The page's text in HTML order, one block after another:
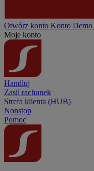
Otwórz konto Konto Demo
Moje konto
Handluj
Zasil rachunek
Strefa klienta (HUB)
Nonstop
Pomoc